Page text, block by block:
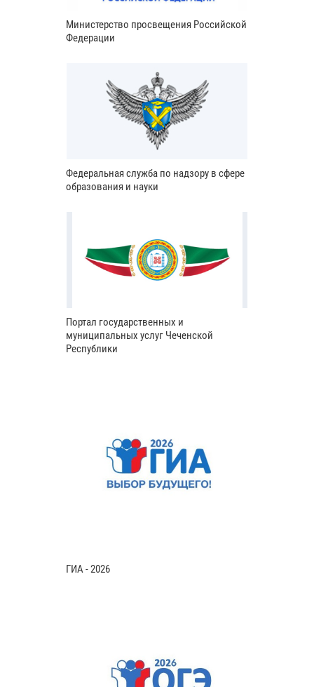
Министерство просвещения Российской
Федерации
Федеральная служба по надзору в сфере
образования и науки
Портал государственных и
муниципальных услуг Чеченской
Республики
ГИА - 2026